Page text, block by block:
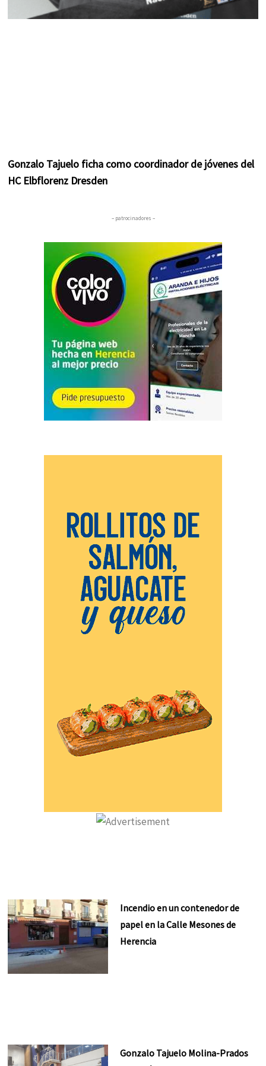
Gonzalo Tajuelo ficha como coordinador de jóvenes del
HC Elbflorenz Dresden
– patrocinadores –
Incendio en un contenedor de
papel en la Calle Mesones de
Herencia
Gonzalo Tajuelo Molina-Prados